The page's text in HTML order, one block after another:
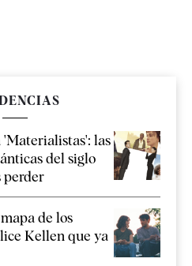
'Materialistas': las
del siglo
perder
de los
Kellen que ya